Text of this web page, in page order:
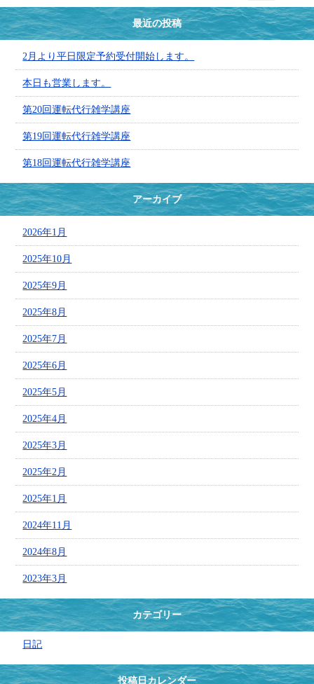
最近の投稿
2月より平日限定予約受付開始します。
本日も営業します。
第20回運転代行雑学講座
第19回運転代行雑学講座
第18回運転代行雑学講座
アーカイブ
2026年1月
2025年10月
2025年9月
2025年8月
2025年7月
2025年6月
2025年5月
2025年4月
2025年3月
2025年2月
2025年1月
2024年11月
2024年8月
2023年3月
カテゴリー
日記
投稿日カレンダー